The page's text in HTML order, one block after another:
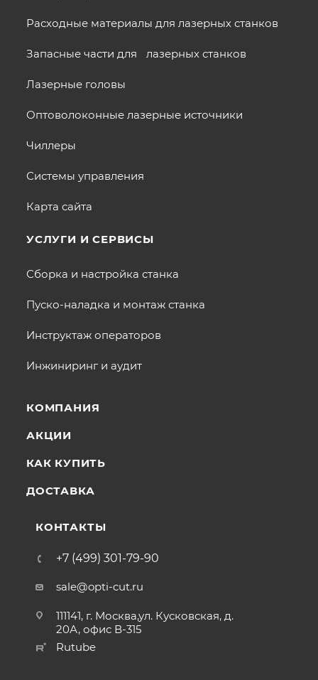
Расходные материалы для лазерных станков
Запасные части для лазерных станков
Лазерные головы
Оптоволоконные лазерные источники
Чиллеры
Системы управления
Карта сайта
УСЛУГИ И СЕРВИСЫ
Сборка и настройка станка
Пуско-наладка и монтаж станка
Инструктаж операторов
Инжиниринг и аудит
КОМПАНИЯ
АКЦИИ
КАК КУПИТЬ
ДОСТАВКА
КОНТАКТЫ
+7 (499) 301-79-90
sale@opti-cut.ru
111141, г. Москва,ул. Кусковская, д.
20А, офис В-315
Rutube